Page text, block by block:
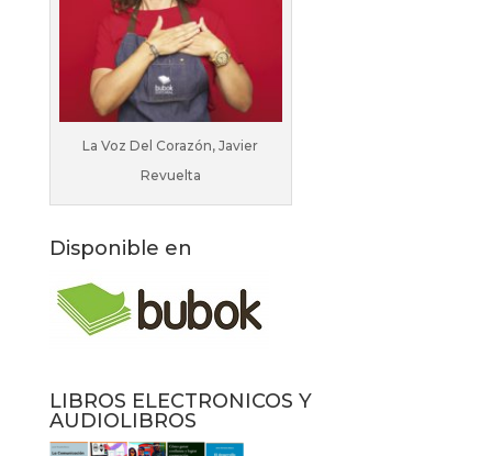
La Voz Del Corazón, Javier
Revuelta
Disponible en
LIBROS ELECTRONICOS Y
AUDIOLIBROS